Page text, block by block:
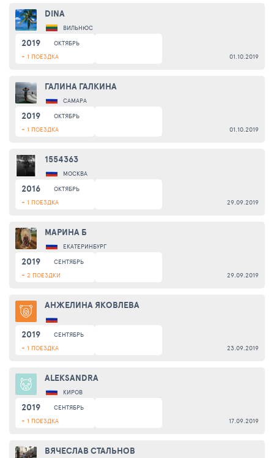
DINA
ВИЛЬНЮС
2019
ОКТЯБРЬ
+ 1 ПОЕЗДКА
01.10.2019
ГАЛИНА ГАЛКИНА
САМАРА
2019
ОКТЯБРЬ
+ 1 ПОЕЗДКА
01.10.2019
1554363
МОСКВА
2016
ОКТЯБРЬ
+ 1 ПОЕЗДКА
29.09.2019
МАРИНА Б
ЕКАТЕРИНБУРГ
2019
СЕНТЯБРЬ
+ 2 ПОЕЗДКИ
29.09.2019
АНЖЕЛИНА ЯКОВЛЕВА
2019
СЕНТЯБРЬ
+ 1 ПОЕЗДКА
23.09.2019
ALEKSANDRA
КИРОВ
2019
СЕНТЯБРЬ
+ 1 ПОЕЗДКА
17.09.2019
ВЯЧЕСЛАВ СТАЛЬНОВ